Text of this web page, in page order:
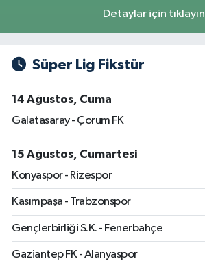
Detaylar için tıklayın
Süper Lig Fikstür
14 Ağustos, Cuma
Galatasaray - Çorum FK
15 Ağustos, Cumartesi
Konyaspor - Rizespor
Kasımpaşa - Trabzonspor
Gençlerbirliği S.K. - Fenerbahçe
Gaziantep FK - Alanyaspor